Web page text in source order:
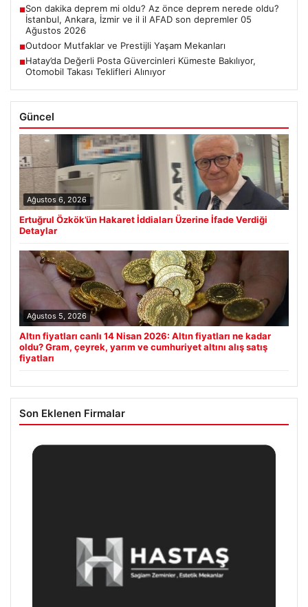
■Son dakika deprem mi oldu? Az önce deprem nerede oldu?
İstanbul, Ankara, İzmir ve il il AFAD son depremler 05
Ağustos 2026
■Outdoor Mutfaklar ve Prestijli Yaşam Mekanları
■Hatay’da Değerli Posta Güvercinleri Kümeste Bakılıyor,
Otomobil Takası Teklifleri Alınıyor
Güncel
Ağustos 6, 2026
Ertuğrul Özkök’ün Hakaret İddiaları Üzerine İfade Verdiği
Detaylar
Ağustos 5, 2026
Altın fiyatları canlı 14 Nisan 2026: Altın fiyatları ne kadar
oldu? Gram, çeyrek, yarım ve cumhuriyet altını alış satış
fiyatları
Son Eklenen Firmalar